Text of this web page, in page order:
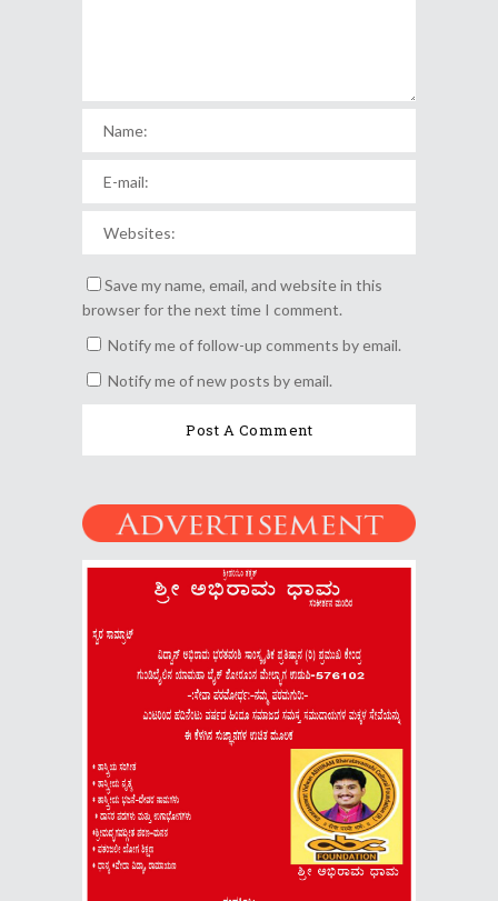
Save my name, email, and website in this
browser for the next time I comment.
Notify me of follow-up comments by email.
Notify me of new posts by email.